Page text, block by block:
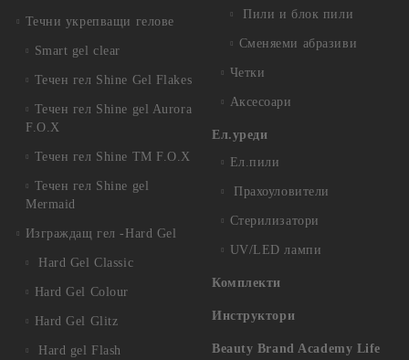
Течни укрепващи гелове
Smart gel clear
Течен гел Shine Gel Flakes
Течен гел Shine gel Aurora
F.O.X
Течен гел Shine TM F.O.X
Течен гел Shine gel
Mermaid
Изграждащ гел -Hard Gel
Hard Gel Classic
Hard Gel Colour
Hard Gel Glitz
Hard gel Flash
Пили и блок пили
Сменяеми абразиви
Четки
Аксесоари
Ел.уреди
Ел.пили
Прахоуловители
Стерилизатори
UV/LED лампи
Комплекти
Инструктори
Beauty Brand Academy Life